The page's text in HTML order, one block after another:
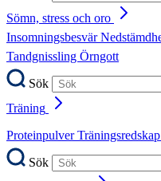
Sömn, stress och oro
Insomningsbesvär
Tandgnissling Örngott
Sök
Träning
ProteinpulverTräningsredskap
Sök